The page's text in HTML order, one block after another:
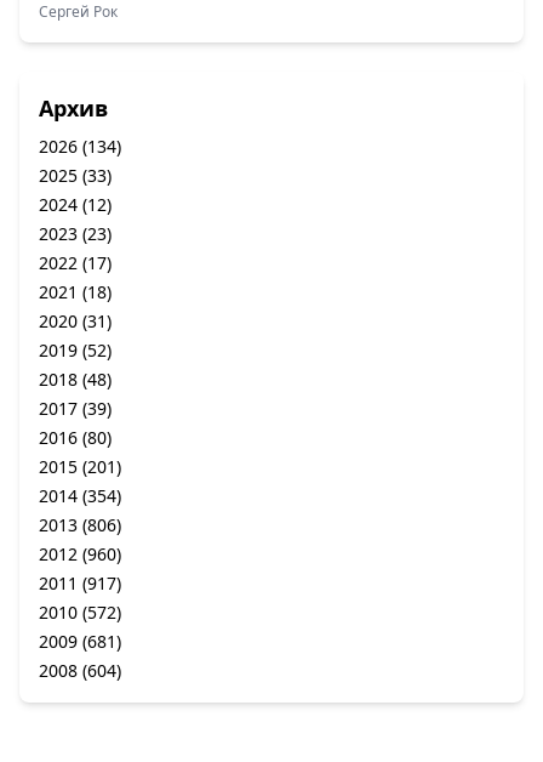
Сергей Рок
Архив
2026 (134)
2025 (33)
2024 (12)
2023 (23)
2022 (17)
2021 (18)
2020 (31)
2019 (52)
2018 (48)
2017 (39)
2016 (80)
2015 (201)
2014 (354)
2013 (806)
2012 (960)
2011 (917)
2010 (572)
2009 (681)
2008 (604)